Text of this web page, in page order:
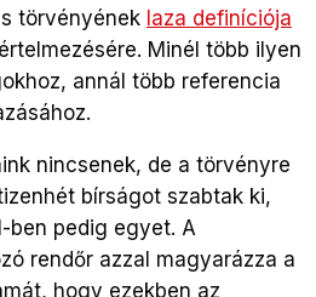
törvényének laza definíciója
Minél több ilyen
annál több referencia
nincsenek, de a törvényre
bírságot szabtak ki,
ben pedig egyet. A
rendőr azzal magyarázza a
hogy ezekben az